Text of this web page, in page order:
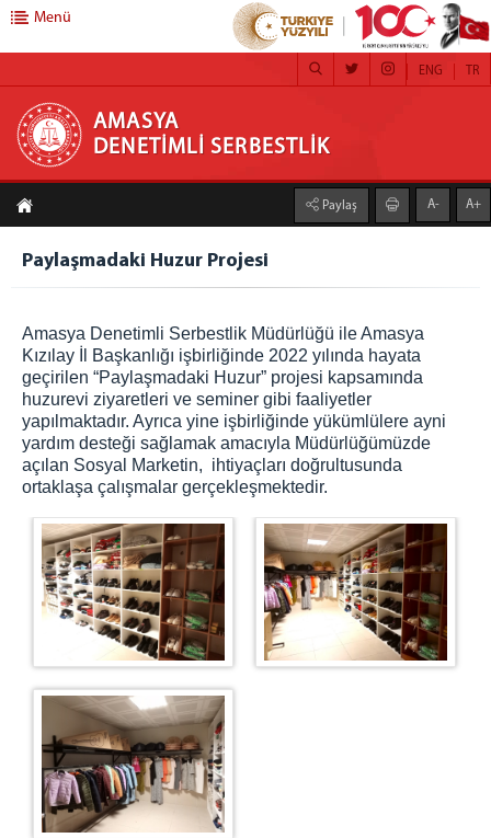
AMASYA DENETİMLİ SERBESTLİK
DENETİMLİ SERBESTLİK
FAALİYETLERİMİZ
Kamu Yararına Çalışma
Adalet Ormanları
Koruma Kurulu
Kendi İşini Kurma
Sosyal Market
İyileştirme Çalışmaları
Bağımlılıkla Mücadele
Çocuk Hizmetleri
Manevi Rehberlik
Elektronik İzleme
PROJELER
Genel Bilgi
Yürütülen Projeler
Bağımsızlık Türkünü Söyle
Bağımlılığa el verelim
Menü
AMASYA
DENETİMLİ SERBESTLİK
TR
ENG
Paylaş A- A+
Paylaşmadaki Huzur Projesi
Amasya Denetimli Serbestlik Müdürlüğü ile Amasya
Kızılay İl Başkanlığı işbirliğinde 2022 yılında hayata
geçirilen “Paylaşmadaki Huzur” projesi kapsamında
huzurevi ziyaretleri ve seminer gibi faaliyetler
yapılmaktadır. Ayrıca yine işbirliğinde yükümlülere ayni
yardım desteği sağlamak amacıyla Müdürlüğümüzde
açılan Sosyal Marketin, ihtiyaçları doğrultusunda
ortaklaşa çalışmalar gerçekleşmektedir.